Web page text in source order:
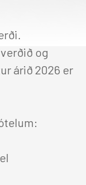
og
árið 2026 er